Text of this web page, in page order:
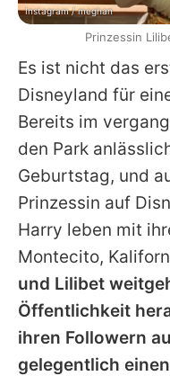
Es ist nicht das
Disneyland für
Bereits im
den Park
Geburtstag, und
Prinzessin auf
Harry leben mit
Montecito,
und Lilibet
Öffentlichkeit
ihren Followern
gelegentlich
Instagram / meghan
Prinzessin